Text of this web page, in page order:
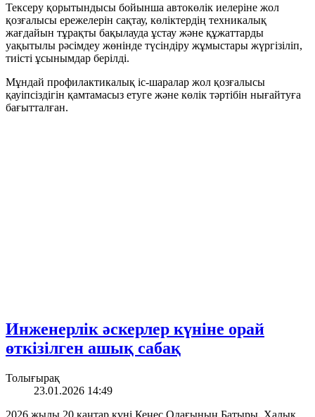
Тексеру қорытындысы бойынша автокөлік иелеріне жол
қозғалысы ережелерін сақтау, көліктердің техникалық
жағдайын тұрақты бақылауда ұстау және құжаттарды
уақытылы рәсімдеу жөнінде түсіндіру жұмыстары жүргізіліп,
тиісті ұсынымдар берілді.
Мұндай профилактикалық іс-шаралар жол қозғалысы
қауіпсіздігін қамтамасыз етуге және көлік тәртібін нығайтуға
бағытталған.
Инженерлік әскерлер күніне орай
өткізілген ашық сабақ
Толығырақ
23.01.2026 14:49
2026 жылы 20 қаңтар күні Кеңес Одағының Батыры, Халық